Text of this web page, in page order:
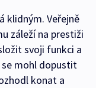
klidným. Veřejně
záleží na prestiži
svoji funkci a
mohl dopustit
konat a